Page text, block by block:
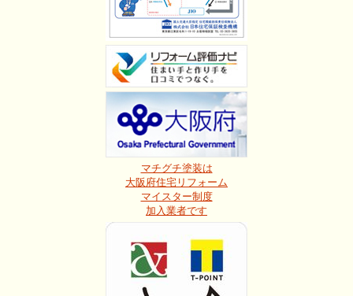
マチグチ塗装は
大阪府住宅リフォーム
マイスター制度
加入業者です